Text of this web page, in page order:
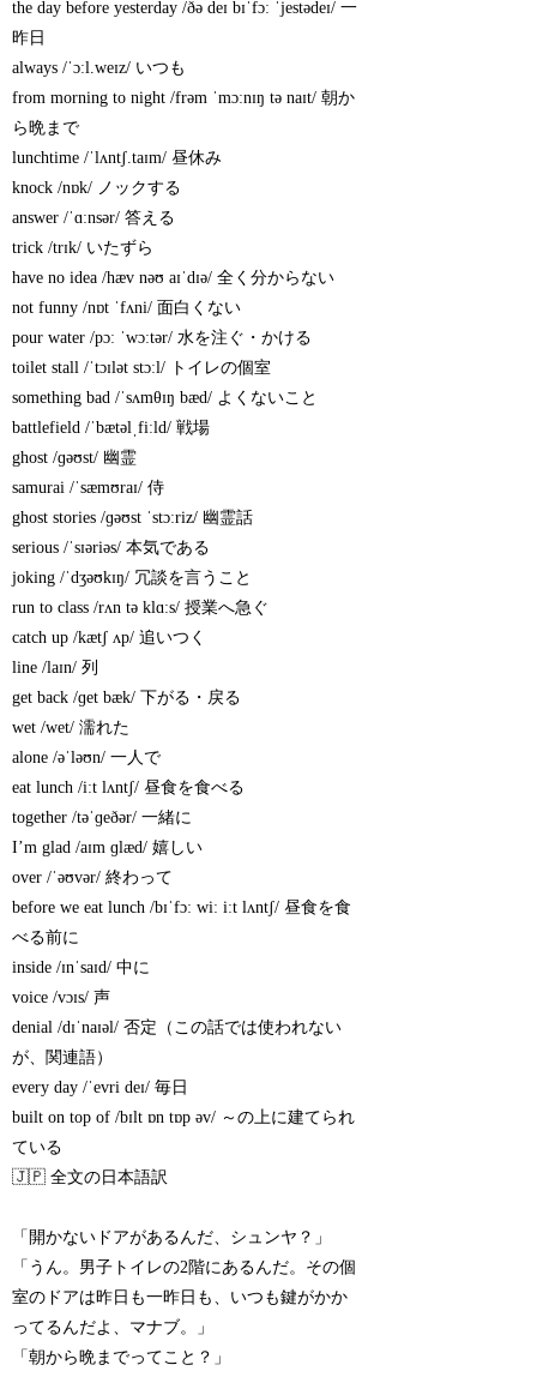
the day before yesterday /ðə deɪ bɪˈfɔː ˈjestədeɪ/ 一
昨日
always /ˈɔːl.weɪz/ いつも
from morning to night /frəm ˈmɔːnɪŋ tə naɪt/ 朝か
ら晩まで
lunchtime /ˈlʌntʃ.taɪm/ 昼休み
knock /nɒk/ ノックする
answer /ˈɑːnsər/ 答える
trick /trɪk/ いたずら
have no idea /hæv nəʊ aɪˈdɪə/ 全く分からない
not funny /nɒt ˈfʌni/ 面白くない
pour water /pɔː ˈwɔːtər/ 水を注ぐ・かける
toilet stall /ˈtɔɪlət stɔːl/ トイレの個室
something bad /ˈsʌmθɪŋ bæd/ よくないこと
battlefield /ˈbætəlˌfiːld/ 戦場
ghost /ɡəʊst/ 幽霊
samurai /ˈsæmʊraɪ/ 侍
ghost stories /ɡəʊst ˈstɔːriz/ 幽霊話
serious /ˈsɪəriəs/ 本気である
joking /ˈdʒəʊkɪŋ/ 冗談を言うこと
run to class /rʌn tə klɑːs/ 授業へ急ぐ
catch up /kætʃ ʌp/ 追いつく
line /laɪn/ 列
get back /ɡet bæk/ 下がる・戻る
wet /wet/ 濡れた
alone /əˈləʊn/ 一人で
eat lunch /iːt lʌntʃ/ 昼食を食べる
together /təˈɡeðər/ 一緒に
I’m glad /aɪm ɡlæd/ 嬉しい
over /ˈəʊvər/ 終わって
before we eat lunch /bɪˈfɔː wiː iːt lʌntʃ/ 昼食を食
べる前に
inside /ɪnˈsaɪd/ 中に
voice /vɔɪs/ 声
denial /dɪˈnaɪəl/ 否定（この話では使われない
が、関連語）
every day /ˈevri deɪ/ 毎日
built on top of /bɪlt ɒn tɒp əv/ ～の上に建てられ
ている
🇯🇵 全文の日本語訳
「開かないドアがあるんだ、シュンヤ？」
「うん。男子トイレの2階にあるんだ。その個
室のドアは昨日も一昨日も、いつも鍵がかか
ってるんだよ、マナブ。」
「朝から晩までってこと？」